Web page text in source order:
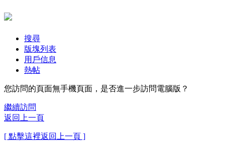
搜尋
版塊列表
用戶信息
熱帖
您訪問的頁面無手機頁面，是否進一步訪問電腦版？
繼續訪問
返回上一頁
[ 點擊這裡返回上一頁 ]